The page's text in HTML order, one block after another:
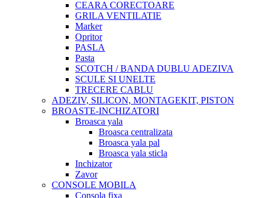
CEARA CORECTOARE
GRILA VENTILATIE
Marker
Opritor
PASLA
Pasta
SCOTCH / BANDA DUBLU ADEZIVA
SCULE SI UNELTE
TRECERE CABLU
ADEZIV, SILICON, MONTAGEKIT, PISTON
BROASTE-INCHIZATORI
Broasca yala
Broasca centralizata
Broasca yala pal
Broasca yala sticla
Inchizator
Zavor
CONSOLE MOBILA
Consola fixa